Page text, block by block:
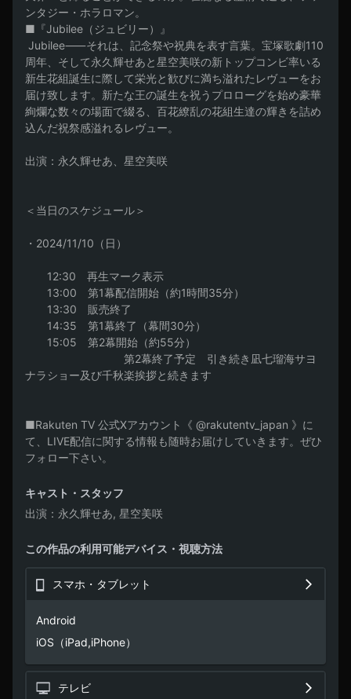
ンタジー・ホラロマン。
■『Jubilee（ジュビリー）』
周年、そして永久輝せあと星空美咲の新トップコンビ率いる
新生花組誕生に際して栄光と歓びに満ち溢れたレヴューをお
届け致します。新たな王の誕生を祝うプロローグを始め豪華
絢爛な数々の場面で綴る、百花繚乱の花組生達の輝きを詰め
込んだ祝祭感溢れるレヴュー。
出演：永久輝せあ、星空美咲
＜当日のスケジュール＞
・2024/11/10（日）
12:30　再生マーク表示
13:00　第1幕配信開始（約1時間35分）
13:30　販売終了
14:35　第1幕終了（幕間30分）
15:05　第2幕開始（約55分）
第2幕終了予定　引き続き凪七瑠海サヨ
ナラショー及び千秋楽挨拶と続きます
■Rakuten TV 公式Xアカウント《 @rakutentv_japan 》に
て、LIVE配信に関する情報も随時お届けしていきます。ぜひ
フォロー下さい。
キャスト・スタッフ
出演
永久輝せあ, 星空美咲
この作品の利用可能デバイス・視聴方法
スマホ・タブレット
Android
iOS（iPad,iPhone）
テレビ